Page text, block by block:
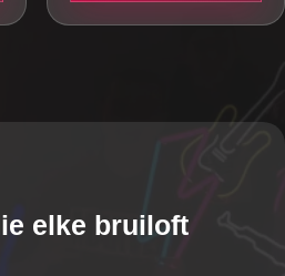
variaties.
gekozen
elke bruiloft